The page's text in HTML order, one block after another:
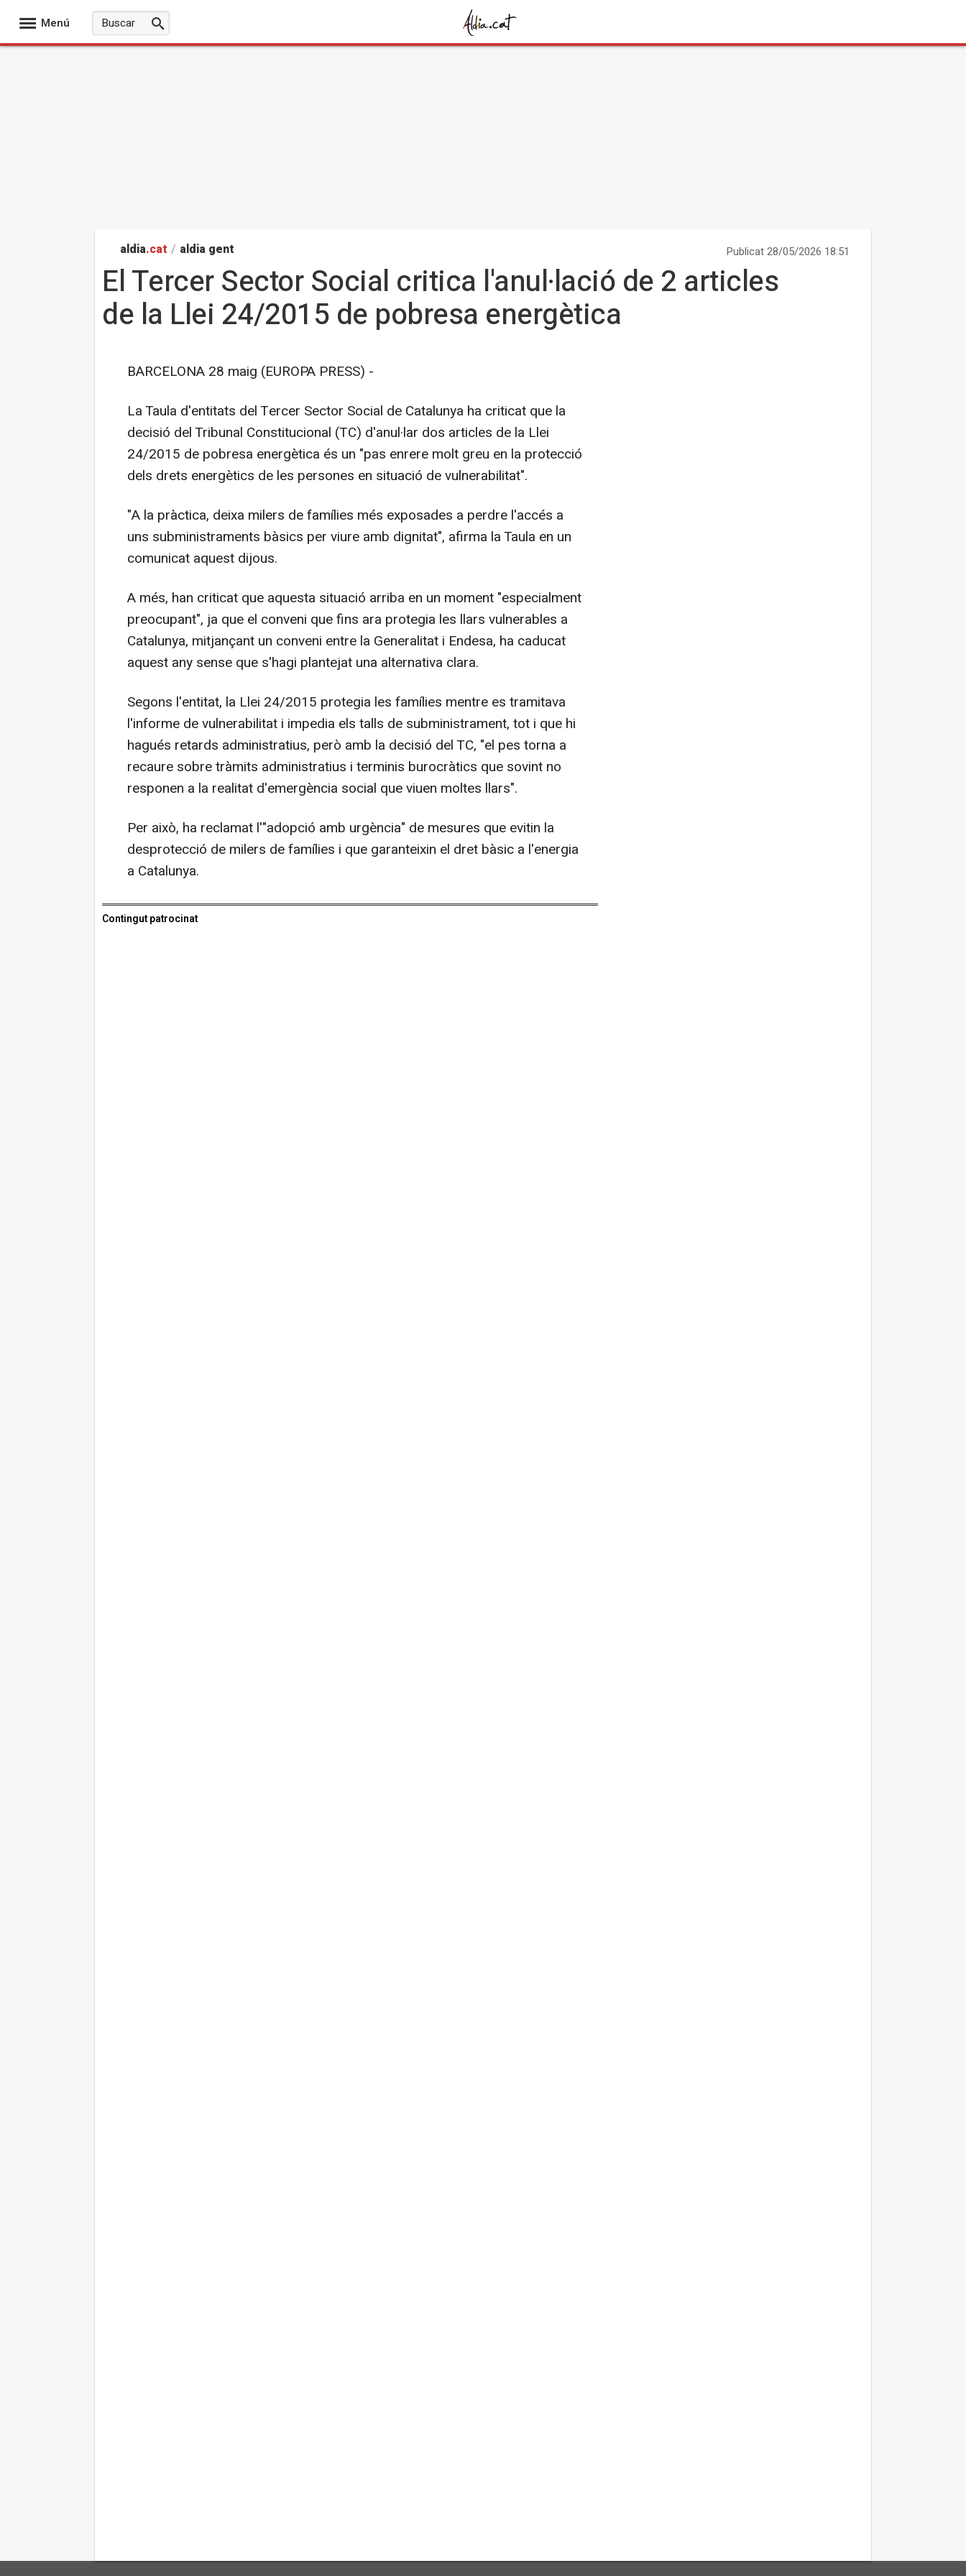
Menú
aldia.cat / aldia gent Publicat 28/05/2026 18:51
El Tercer Sector Social critica l'anul·lació de 2 articles
de la Llei 24/2015 de pobresa energètica
BARCELONA 28 maig (EUROPA PRESS) -
La Taula d'entitats del Tercer Sector Social de Catalunya ha criticat que la
decisió del Tribunal Constitucional (TC) d'anul·lar dos articles de la Llei
24/2015 de pobresa energètica és un "pas enrere molt greu en la protecció
dels drets energètics de les persones en situació de vulnerabilitat".
"A la pràctica, deixa milers de famílies més exposades a perdre l'accés a
uns subministraments bàsics per viure amb dignitat", afirma la Taula en un
comunicat aquest dijous.
A més, han criticat que aquesta situació arriba en un moment "especialment
preocupant", ja que el conveni que fins ara protegia les llars vulnerables a
Catalunya, mitjançant un conveni entre la Generalitat i Endesa, ha caducat
aquest any sense que s'hagi plantejat una alternativa clara.
Segons l'entitat, la Llei 24/2015 protegia les famílies mentre es tramitava
l'informe de vulnerabilitat i impedia els talls de subministrament, tot i que hi
hagués retards administratius, però amb la decisió del TC, "el pes torna a
recaure sobre tràmits administratius i terminis burocràtics que sovint no
responen a la realitat d'emergència social que viuen moltes llars".
Per això, ha reclamat l'"adopció amb urgència" de mesures que evitin la
desprotecció de milers de famílies i que garanteixin el dret bàsic a l'energia
a Catalunya.
Contingut patrocinat